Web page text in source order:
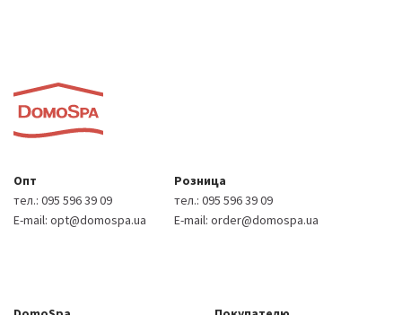
Опт
тел.: 095 596 39 09
E-mail: opt@domospa.ua
Розница
тел.: 095 596 39 09
E-mail: order@domospa.ua